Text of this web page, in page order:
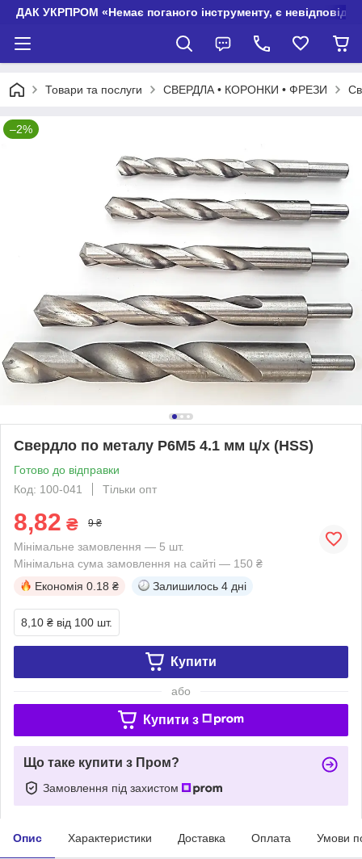
ДАК УКРПРОМ «Немає поганого інструменту, є невідповідно
Товари та послуги СВЕРДЛА • КОРОНКИ • ФРЕЗИ
–2%
Свердло по металу Р6М5 4.1 мм ц/х (HSS)
Готово до відправки
Код: 100-041
Тільки опт
8,82 ₴ 9 ₴
Мінімальне замовлення — 5 шт.
Мінімальна сума замовлення на сайті — 150 ₴
Економія 0.18 ₴ Залишилось 4 дні
8,10 ₴ від 100 шт.
Купити
або
Купити з
Що таке купити з Пром?
Замовлення під захистом
Опис Характеристики Доставка Оплата Умови